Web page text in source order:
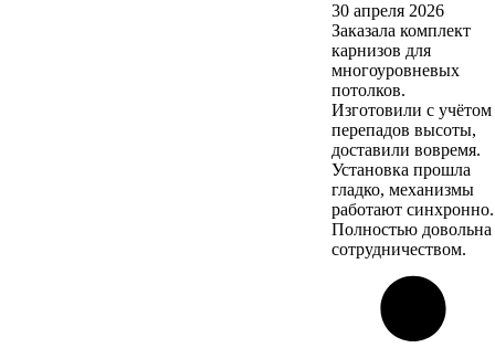
30 апреля 2026
Заказала комплект
карнизов для
многоуровневых
потолков.
Изготовили с учётом
перепадов высоты,
доставили вовремя.
Установка прошла
гладко, механизмы
работают синхронно.
Полностью довольна
сотрудничеством.